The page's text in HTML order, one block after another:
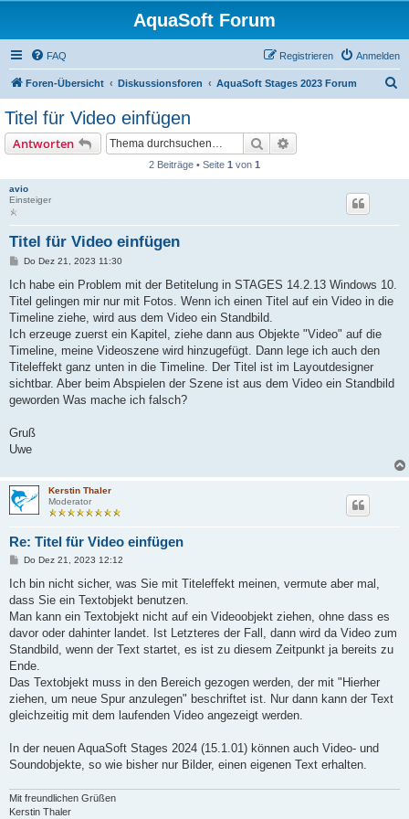
AquaSoft Forum
FAQ Anmelden
Registrieren
Foren-Übersicht Diskussionsforen AquaSoft Stages 2023 Forum
Titel für Video einfügen
Antworten Suche
2 Beiträge • Seite 1 von 1
avio
Einsteiger
Titel für Video einfügen
B
i
r
a
Do Dez 21, 2023 11:30
Ich habe ein Problem mit der Betitelung in STAGES 14.2.13 Windows 10.
Titel gelingen mir nur mit Fotos. Wenn ich einen Titel auf ein Video in die
Timeline ziehe, wird aus dem Video ein Standbild.
Ich erzeuge zuerst ein Kapitel, ziehe dann aus Objekte "Video" auf die
Timeline, meine Videoszene wird hinzugefügt. Dann lege ich auch den
Titeleffekt ganz unten in die Timeline. Der Titel ist im Layoutdesigner
sichtbar. Aber beim Abspielen der Szene ist aus dem Video ein Standbild
geworden Was mache ich falsch?
Gruß
Uwe
Kerstin Thaler
Moderator
Re: Titel für Video einfügen
B
i
r
a
Do Dez 21, 2023 12:12
Ich bin nicht sicher, was Sie mit Titeleffekt meinen, vermute aber mal,
dass Sie ein Textobjekt benutzen.
Man kann ein Textobjekt nicht auf ein Videoobjekt ziehen, ohne dass es
davor oder dahinter landet. Ist Letzteres der Fall, dann wird da Video zum
Standbild, wenn der Text startet, es ist zu diesem Zeitpunkt ja bereits zu
Ende.
Das Textobjekt muss in den Bereich gezogen werden, der mit "Hierher
ziehen, um neue Spur anzulegen" beschriftet ist. Nur dann kann der Text
gleichzeitig mit dem laufenden Video angezeigt werden.
In der neuen AquaSoft Stages 2024 (15.1.01) können auch Video- und
Soundobjekte, so wie bisher nur Bilder, einen eigenen Text erhalten.
Mit freundlichen Grüßen
Kerstin Thaler